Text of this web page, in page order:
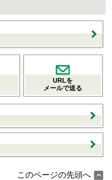
URLを
メールで送る
このページの先頭へ